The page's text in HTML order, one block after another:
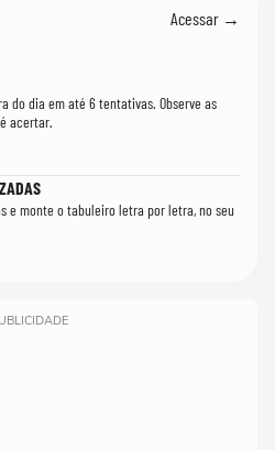
Acessar →
do dia em até 6 tentativas. Observe as
acertar.
e monte o tabuleiro letra por letra, no seu